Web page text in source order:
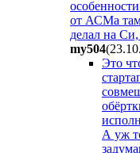
от АСМа там
делал на Си,
my504
Это
А уж